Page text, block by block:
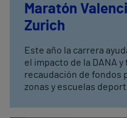
Maratón
Zurich
Este año la carrera
el impacto de la DANA
recaudación de fondos
zonas y escuelas